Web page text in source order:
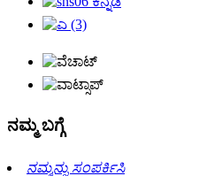
ನಮ್ಮ ಬಗ್ಗೆ
ನಮ್ಮನ್ನು ಸಂಪರ್ಕಿಸಿ